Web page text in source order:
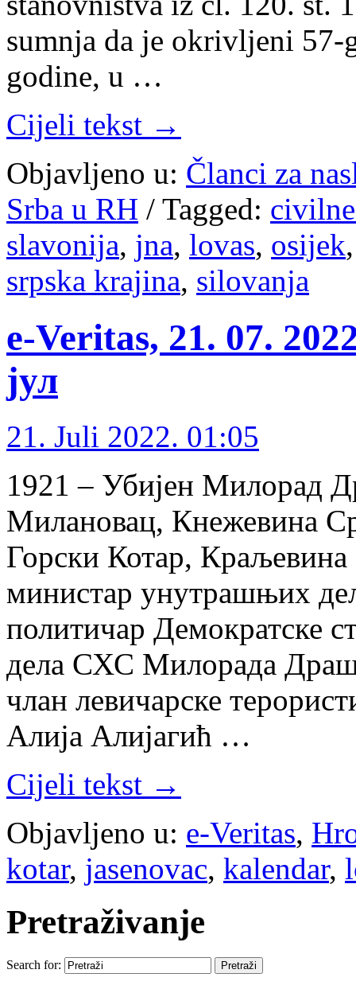
sumnja da je okrivljeni 57-
godine, u …
Cijeli tekst →
Objavljeno u: Članci za
Srba u RH / Tagged:
slavonija, jna, lovas, osijek
srpska krajina, silovanja
e-Veritas, 21. 07.
јул
21. Juli 2022. 01:05
1921 – Убијен Милорад
Милановац, Кнежевина
Горски Котар,
министар унутрашњих
политичар Демократске
дела СХС Милорада
члан левичарске
Алија Алијагић …
Cijeli tekst →
Objavljeno u: e-Veritas,
kotar, jasenovac, kalendar,
Pretraživanje
Search for: